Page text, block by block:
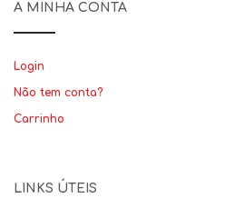
A MINHA CONTA
Login
Não tem conta?
Carrinho
LINKS ÚTEIS